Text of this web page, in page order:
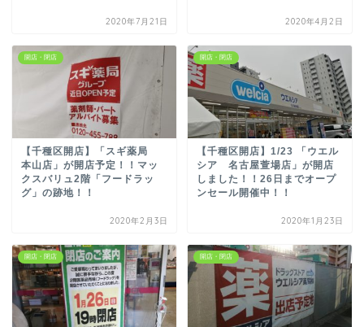
2020年7月21日 2020年4月2日
開店・閉店
【千種区開店】「スギ薬局
本山店」が開店予定！！マッ
クスバリュ2階「フードラッ
グ」の跡地！！
2020年2月3日
開店・閉店
【千種区開店】1/23 「ウエル
シア 名古屋萱場店」が開店
しました！！26日までオープ
ンセール開催中！！
2020年1月23日
開店・閉店 開店・閉店